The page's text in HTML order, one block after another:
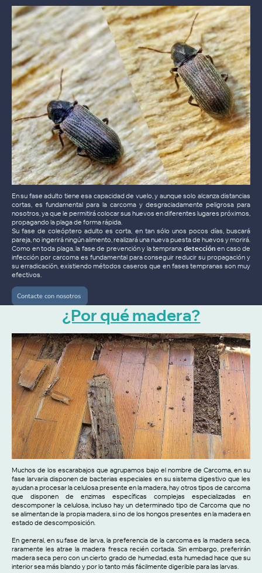
En su fase adulto tiene esa capacidad de vuelo, y aunque solo alcanza distancias
cortas, es fundamental para la carcoma y desgraciadamente peligrosa para
nosotros, ya que le permitirá colocar sus huevos en diferentes lugares próximos,
propagando la plaga de forma rápida.
Su fase de coleóptero adulto es corta, en tan sólo unos pocos días, buscará
pareja, no ingerirá ningún alimento, realizará una nueva puesta de huevos y morirá.
Como en toda plaga, la fase de prevención y la temprana detección en caso de
infección por carcoma es fundamental para conseguir reducir su propagación y
su erradicación, existiendo métodos caseros que en fases tempranas son muy
efectivos.
Contacte con nosotros
¿Por qué madera?
Muchos de los escarabajos que agrupamos bajo el nombre de Carcoma, en su
fase larvaria disponen de bacterias especiales en su sistema digestivo que les
ayudan a procesar la celulosa presente en la madera, hay otros tipos de carcoma
que disponen de enzimas específicas complejas especializadas en
descomponer la celulosa, incluso hay un determinado tipo de Carcoma que no
se alimentan de la propia madera, si no de los hongos presentes en la madera en
estado de descomposición.
En general, en su fase de larva, la preferencia de la carcoma es la madera seca,
raramente les atrae la madera fresca recién cortada. Sin embargo, preferirán
madera seca pero con un cierto grado de humedad, esta humedad hace que su
interior sea más blando y por lo tanto más fácilmente digerible para las larvas.